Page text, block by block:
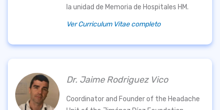
la unidad de Memoria de Hospitales HM.
Ver Curriculum Vitae completo
Dr. Jaime Rodriguez Vico
Coordinator and Founder of the Headache